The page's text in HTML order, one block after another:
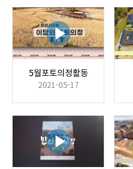
5월포토의정활동
2021-05-17